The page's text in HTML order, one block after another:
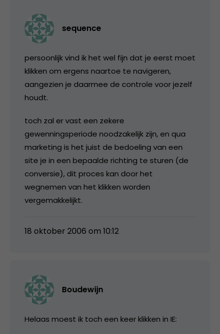
sequence
persoonlijk vind ik het wel fijn dat je eerst moet
klikken om ergens naartoe te navigeren,
aangezien je daarmee de controle voor jezelf
houdt.
toch zal er vast een zekere
gewenningsperiode noodzakelijk zijn, en qua
marketing is het juist de bedoeling van een
site je in een bepaalde richting te sturen (de
conversie), dit proces kan door het
wegnemen van het klikken worden
vergemakkelijkt.
18 oktober 2006 om 10:12
Boudewijn
Helaas moest ik toch een keer klikken in IE: